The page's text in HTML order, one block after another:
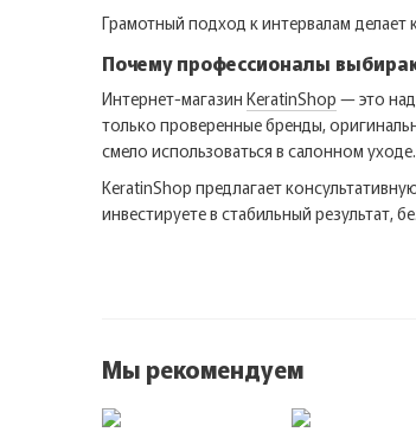
Грамотный подход к интервалам
Почему профессионалы
Интернет-магазин KeratinShop — это
только проверенные бренды,
смело использоваться в салонном уходе.
KeratinShop предлагает
инвестируете в стабильный результат,
Мы рекомендуем